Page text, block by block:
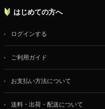
はじめての方へ
ログインする
ご利用ガイド
お支払い方法について
送料・出荷・配送について